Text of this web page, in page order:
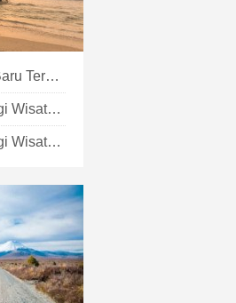
Pengalaman Makanan Baru Terbaik Untuk Pelancong Di 2019
Tempat Baru Terbaik Bagi Wisatawan Untuk Menginap Di 2019
Tempat Baru Terbaik Bagi Wisatawan Untuk Menginap Di 2018